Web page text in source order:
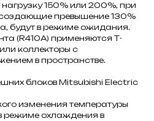
150% или 200%, при
превышение 130%
будут в режиме ожидания.
(R410A) применяются Т-
коллекторы с
в пространстве.
блоков Mitsubishi Electric
изменения температуры
режиме охлаждения в